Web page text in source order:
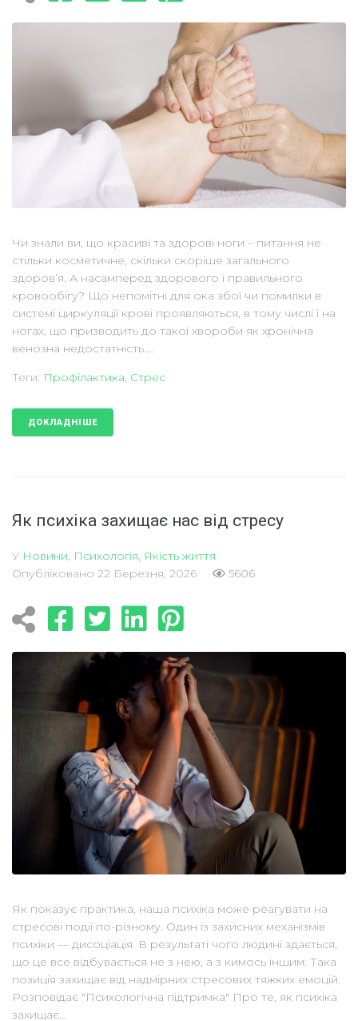
Чи знали ви, що красиві та здорові ноги – питання не
стільки косметичне, скільки скоріше загального
здоров’я. А насамперед здорового і правильного
кровообігу? Що непомітні для ока збої чи помилки в
системі циркуляції крові проявляються, в тому числі і на
ногах, що призводить до такої хвороби як хронічна
венозна недостатність....
Теги: Профілактика, Стрес
ДОКЛАДНІШЕ
Як психіка захищає нас від стресу
У Новини, Психологія, Якість життя
Опубліковано 22 Березня, 2026 5606
Як показує практика, наша психіка може реагувати на
стресові події по-різному. Один із захисних механізмів
психіки — дисоціація. В результаті чого людині здається,
що це все відбувається не з нею, а з кимось іншим. Така
позиція захищає від надмірних стресових тяжких емоцій.
Розповідає "Психологічна підтримка" Про те, як психіка
захищає...